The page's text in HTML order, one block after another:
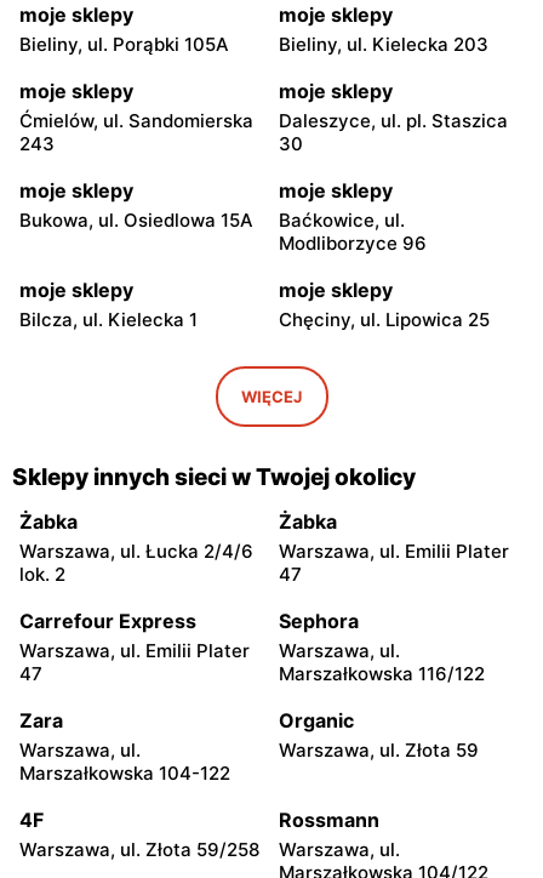
moje sklepy
Bieliny, ul. Porąbki 105A
moje sklepy
Bieliny, ul. Kielecka 203
moje sklepy
Ćmielów, ul. Sandomierska
243
moje sklepy
Daleszyce, ul. pl. Staszica
30
moje sklepy
Bukowa, ul. Osiedlowa 15A
moje sklepy
Baćkowice, ul.
Modliborzyce 96
moje sklepy
Bilcza, ul. Kielecka 1
moje sklepy
Chęciny, ul. Lipowica 25
Iwaniska, ul. Ujazdowska 5
moje sklepy
Bogoria, ul. Rynek 30
Gorzyce, ul. Szkolna 44 Grębów, ul. Wydrza 180
moje sklepy
Jadachy, ul. Jadachy 111
moje sklepy
Jeżowe, ul. Zalesie 77
Kazimierza Wielka, ul.
Kolejowa 15
Kamień, ul. Błonie 23
Górki, ul. Górki 71
Gumniska, ul. Gumniska
157C
Iwierzyce, ul. Iwierzyce
152A
Tczew, ul. Franciszka Żwirki
61
WIĘCEJ
Sklepy innych sieci w Twojej okolicy
Żabka
Warszawa, ul. Łucka 2/4/6
lok. 2
Żabka
Warszawa, ul. Emilii Plater
47
Carrefour Express
Warszawa, ul. Emilii Plater
47
Sephora
Warszawa, ul.
Marszałkowska 116/122
Zara
Warszawa, ul.
Marszałkowska 104-122
Organic
Warszawa, ul. Złota 59
4F
Warszawa, ul. Złota 59/258
Rossmann
Warszawa, ul.
Marszałkowska 104/122